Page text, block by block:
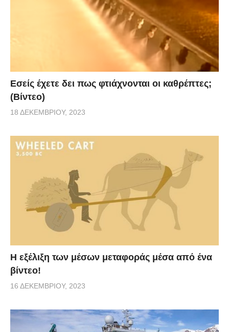
Εσείς έχετε δει πως φτιάχνονται οι καθρέπτες;
(Βίντεο)
18 ΔΕΚΕΜΒΡΊΟΥ, 2023
Η εξέλιξη των μέσων μεταφοράς μέσα από ένα
βίντεο!
16 ΔΕΚΕΜΒΡΊΟΥ, 2023